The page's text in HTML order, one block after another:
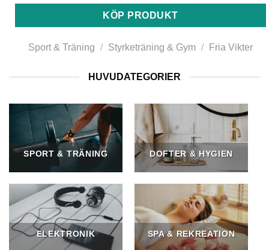
KÖP PRODUKT
Sport & Träning / Styrketräning & Gym / Fria Vikter
HUVUDATEGORIER
SPORT & TRÄNING DOFTER & HYGIEN
ELEKTRONIK SPA & REKREATION